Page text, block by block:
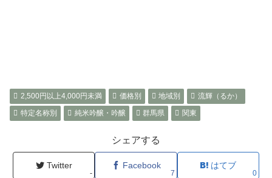
2,500円以上4,000円未満 価格別 地域別
流輝（るか）
特定名称別
純米吟醸・吟醸 群馬県 関東
シェアする
Twitter
-
Facebook
7
はてブ
0